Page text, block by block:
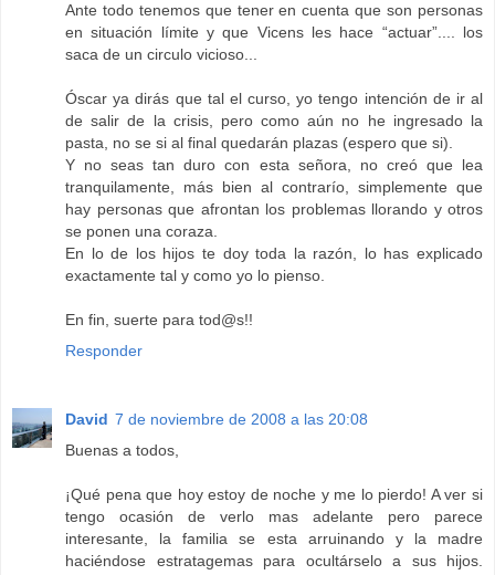
Ante todo tenemos que tener en cuenta que son personas
en situación límite y que Vicens les hace “actuar”.... los
saca de un circulo vicioso...
Óscar ya dirás que tal el curso, yo tengo intención de ir al
de salir de la crisis, pero como aún no he ingresado la
pasta, no se si al final quedarán plazas (espero que si).
Y no seas tan duro con esta señora, no creó que lea
tranquilamente, más bien al contrarío, simplemente que
hay personas que afrontan los problemas llorando y otros
se ponen una coraza.
En lo de los hijos te doy toda la razón, lo has explicado
exactamente tal y como yo lo pienso.
En fin, suerte para tod@s!!
Responder
David 7 de noviembre de 2008 a las 20:08
Buenas a todos,
¡Qué pena que hoy estoy de noche y me lo pierdo! A ver si
tengo ocasión de verlo mas adelante pero parece
interesante, la familia se esta arruinando y la madre
haciéndose estratagemas para ocultárselo a sus hijos.